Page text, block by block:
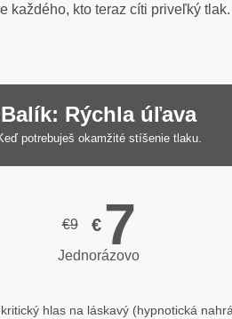
každého, kto teraz cíti priveľký
Balík: Rýchla úľava
potrebuješ okamžité stíšenie tlaku.
€9 € 7
Jednorázovo
hlas na láskavý (hypnotická